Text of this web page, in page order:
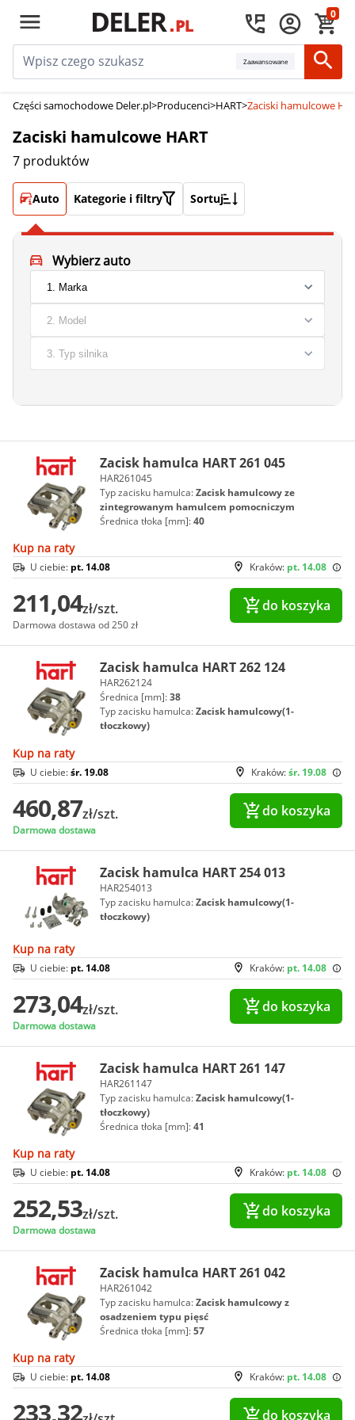
0
Zaawansowane
Części samochodowe Deler.pl>Producenci>HART>Zaciski hamulcowe
Zaciski hamulcowe HART
7 produktów
Auto Kategorie i filtry Sortuj
Wybierz auto
Zacisk hamulca HART 261 045
HAR261045
Typ zacisku hamulca:Zacisk hamulcowy ze
zintegrowanym hamulcem pomocniczym
Średnica tłoka [mm]:40
Kup na raty
Kraków: pt. 14.08
U ciebie: pt. 14.08
211,04zł/szt.
Darmowa dostawa od 250 zł
do koszyka
Zacisk hamulca HART 262 124
HAR262124
Średnica [mm]:38
Typ zacisku hamulca:Zacisk hamulcowy(1-
tłoczkowy)
Kup na raty
Kraków:śr. 19.08
U ciebie:śr. 19.08
460,87zł/szt.
Darmowa dostawa
do koszyka
Zacisk hamulca HART 254 013
HAR254013
Typ zacisku hamulca:Zacisk hamulcowy(1-
tłoczkowy)
Kup na raty
Kraków: pt. 14.08
U ciebie: pt. 14.08
273,04zł/szt.
Darmowa dostawa
do koszyka
Zacisk hamulca HART 261 147
HAR261147
Typ zacisku hamulca:Zacisk hamulcowy(1-
tłoczkowy)
Średnica tłoka [mm]:41
Kup na raty
Kraków: pt. 14.08
U ciebie: pt. 14.08
252,53zł/szt.
Darmowa dostawa
do koszyka
Zacisk hamulca HART 261 042
HAR261042
Typ zacisku hamulca:Zacisk hamulcowy z
osadzeniem typu pięsć
Średnica tłoka [mm]:57
Kup na raty
Kraków: pt. 14.08
U ciebie: pt. 14.08
233,32 do koszyka